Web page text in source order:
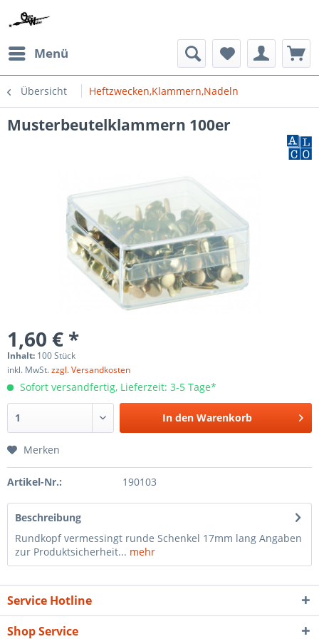
Menü
Übersicht Heftzwecken,Klammern,Nadeln
Musterbeutelklammern 100er
1,60 € *
Inhalt: 100 Stück
inkl. MwSt.zzgl. Versandkosten
Sofort versandfertig, Lieferzeit: 3-5 Tage*
In den Warenkorb
Merken
Artikel-Nr.: 190103
Beschreibung
Rundkopf vermessingt runde Schenkel 17mm lang Angaben
zur Produktsicherheit... mehr
Service Hotline
Shop Service